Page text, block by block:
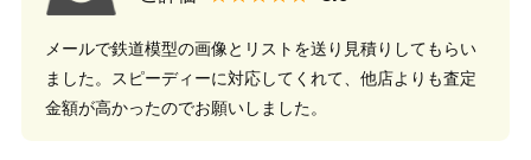
メールで鉄道模型の画像とリストを送り見積りしてもらい
ました。スピーディーに対応してくれて、他店よりも査定
金額が高かったのでお願いしました。